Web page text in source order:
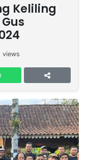
Keliling
views